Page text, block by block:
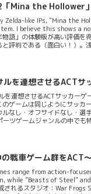
Mina the Hollower
Zelda-like IPs, "Mina the
I believe this shows a
語」の体験版が高い評価を
評判である（面白い！）。
を連想させるACTサ
を連想させるACTサッカー
のゲームは同じようにサッカ
なし・オフサイドなし・選
ーツゲームジャンルの中で
戦車ゲーム群をACT
range from action-
while "Beasts of Steel"
れるスタジオ：War Frogs